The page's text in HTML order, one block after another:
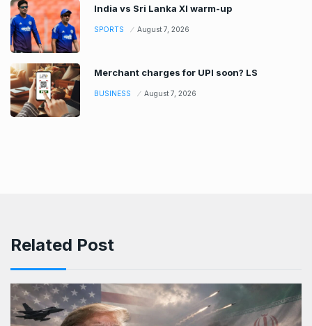
India vs Sri Lanka XI warm-up
SPORTS August 7, 2026
Merchant charges for UPI soon? LS
BUSINESS August 7, 2026
Related Post